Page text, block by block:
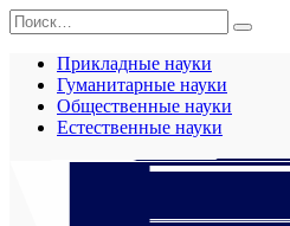
Перейти
к
содержанию
Search
for:
Прикладные науки
Гуманитарные науки
Общественные науки
Естественные науки